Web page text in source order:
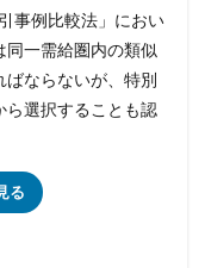
事例比較法」におい
同一需給圏内の類似
ならないが、特別
ら選択することも認
る